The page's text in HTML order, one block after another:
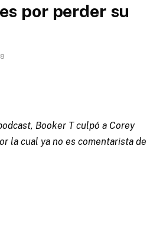
por perder su
Booker T culpó a Corey
la cual ya no es comentarista de